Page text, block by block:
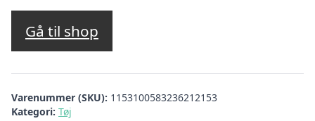
Gå til shop
Varenummer (SKU): 1153100583236212153
Kategori: Tøj